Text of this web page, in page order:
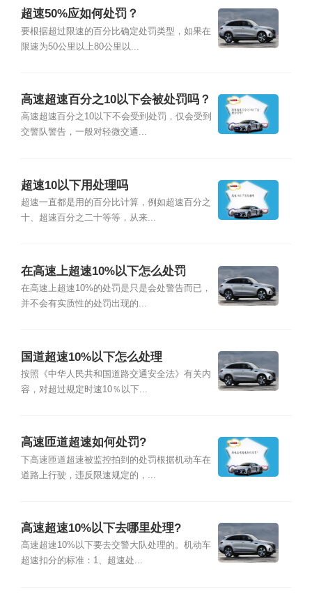
超速50%应如何处罚？
要根据超过限速的百分比确定处罚类型，如果在
限速为50公里以上80公里以...
高速超速百分之10以下会被处罚吗？
高速超速百分之10以下不会受到处罚，仅会受到
交警队警告，一般对轻微交通...
超速10以下用处理吗
超速一直都是用的百分比计算，例如超速百分之
十、超速百分之二十等等，从来...
在高速上超速10%以下怎么处罚
在高速上超速10%的处罚是只是会处警告而已，
并不会有实质性的处罚出现的...
国道超速10%以下怎么处理
按照《中华人民共和国道路交通安全法》有关内
容，对超过规定时速10％以下...
高速匝道超速如何处罚?
下高速匝道超速被监控拍到的处罚根据机动车在
道路上行驶，违反限速规定的，...
高速超速10%以下去哪里处理?
高速超速10%以下要去交警大队处理的。机动车
超速扣分的标准：1、超速处...